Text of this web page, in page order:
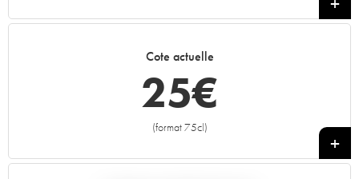
Cote actuelle
25€
(format 75cl)
+